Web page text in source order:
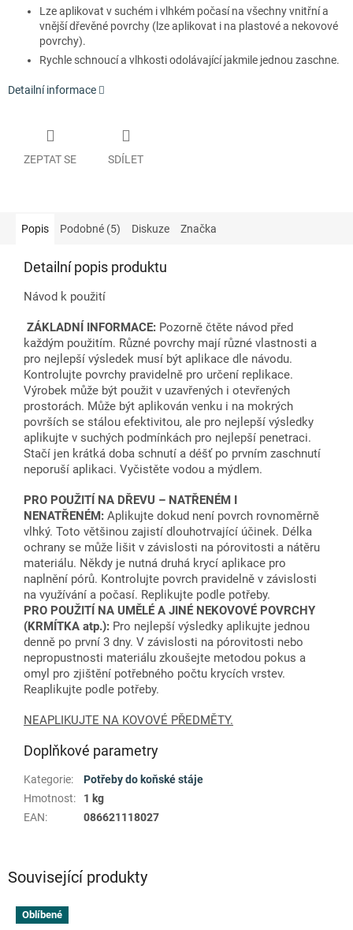
Lze aplikovat v suchém i vlhkém počasí na všechny vnitřní a
vnější dřevěné povrchy (lze aplikovat i na plastové a nekovové
povrchy).
Rychle schnoucí a vlhkosti odolávající jakmile jednou zaschne.
Detailní informace
ZEPTAT SE SDÍLET
Související produkty
Oblíbené
Popis Podobné (5) Diskuze Značka
Detailní popis produktu
Návod k použití
ZÁKLADNÍ INFORMACE: Pozorně čtěte návod před
každým použitím. Různé povrchy mají různé vlastnosti a
pro nejlepší výsledek musí být aplikace dle návodu.
Kontrolujte povrchy pravidelně pro určení replikace.
Výrobek může být použit v uzavřených i otevřených
prostorách. Může být aplikován venku i na mokrých
površích se stálou efektivitou, ale pro nejlepší výsledky
aplikujte v suchých podmínkách pro nejlepší penetraci.
Stačí jen krátká doba schnutí a déšť po prvním zaschnutí
neporuší aplikaci. Vyčistěte vodou a mýdlem.
PRO POUŽITÍ NA DŘEVU – NATŘENÉM I
NENATŘENÉM: Aplikujte dokud není povrch rovnoměrně
vlhký. Toto většinou zajistí dlouhotrvající účinek. Délka
ochrany se může lišit v závislosti na pórovitosti a nátěru
materiálu. Někdy je nutná druhá krycí aplikace pro
naplnění pórů. Kontrolujte povrch pravidelně v závislosti
na využívání a počasí. Replikujte podle potřeby.
PRO POUŽITÍ NA UMĚLÉ A JINÉ NEKOVOVÉ POVRCHY
(KRMÍTKA atp.): Pro nejlepší výsledky aplikujte jednou
denně po první 3 dny. V závislosti na pórovitosti nebo
nepropustnosti materiálu zkoušejte metodou pokus a
omyl pro zjištění potřebného počtu krycích vrstev.
Reaplikujte podle potřeby.
NEAPLIKUJTE NA KOVOVÉ PŘEDMĚTY.
Doplňkové parametry
Kategorie:
Potřeby do koňské stáje
Hmotnost:
1 kg
EAN: 086621118027